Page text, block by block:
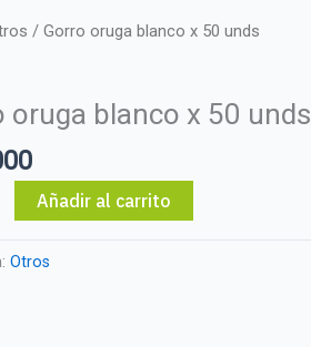
/ Gorro oruga blanco x 50 unds
oruga blanco x 50 unds
Añadir al carrito
Otros